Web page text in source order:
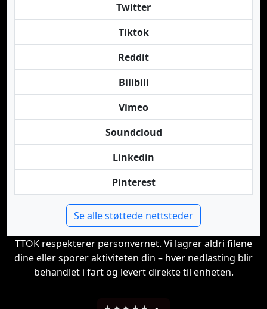
Twitter
Tiktok
Reddit
Bilibili
Vimeo
Soundcloud
Linkedin
Pinterest
Se alle støttede nettsteder
TTOK respekterer personvernet. Vi lagrer aldri filene
dine eller sporer aktiviteten din – hver nedlasting blir
behandlet i fart og levert direkte til enheten.